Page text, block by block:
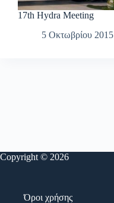
17th Hydra Meeting
5 Οκτωβρίου 2015
Copyright © 2026
Όροι χρήσης